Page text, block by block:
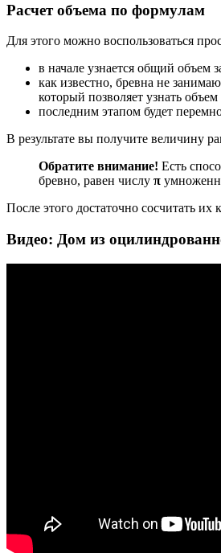
Расчет объема по формулам
Для этого можно воспользоваться
в начале узнается общий объем
как известно, бревна не
который позволяет узнать
последним этапом будет
В результате вы получите величину
Обратите внимание! Есть
бревно, равен числу π
После этого достаточно сосчитать
Видео: Дом из